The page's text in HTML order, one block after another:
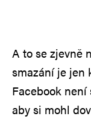
A to se zjevně
smazání je jen
Facebook
aby si mohl